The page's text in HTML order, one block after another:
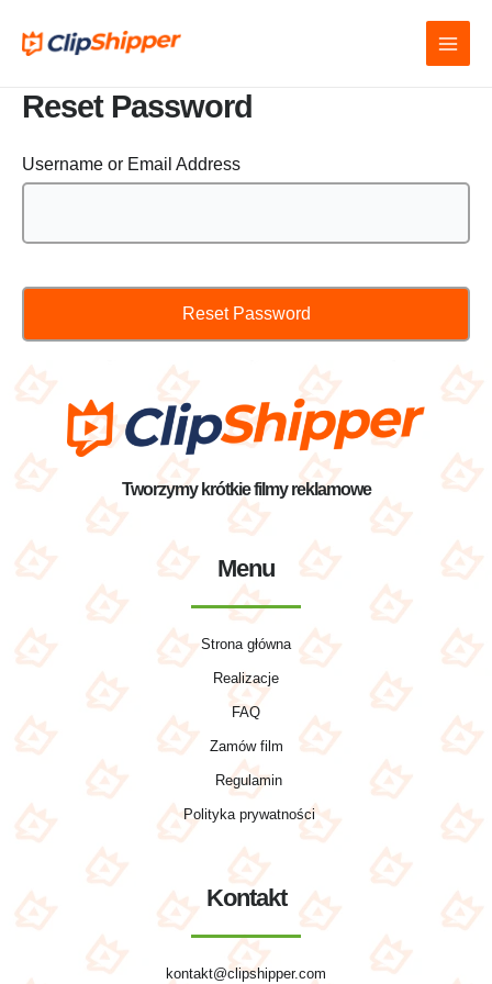
Reset Password
Username or Email Address
Tworzymy krótkie filmy reklamowe
Menu
Strona główna
Realizacje
FAQ
Zamów film
Regulamin
Polityka prywatności
Kontakt
kontakt@clipshipper.com